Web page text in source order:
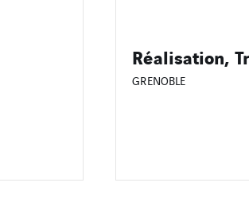
Réalisation,
GRENOBLE